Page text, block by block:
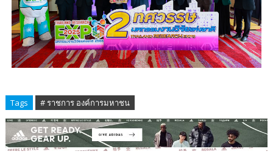
Tags # ราชการ องค์การมหาชน